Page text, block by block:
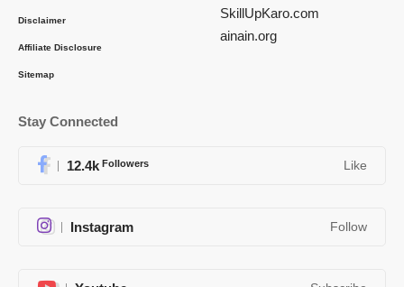
Disclaimer
Affiliate Disclosure
Sitemap
SkillUpKaro.com
ainain.org
Stay Connected
12.4k Followers Like
Instagram Follow